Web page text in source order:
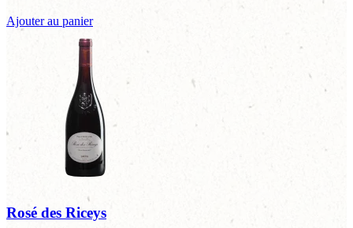
Ajouter au panier
Rosé des Riceys